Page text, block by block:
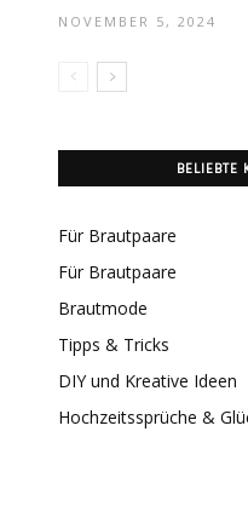
NOVEMBER 5, 2024
BELIEBTE
Für Brautpaare
Für Brautpaare
Brautmode
Tipps & Tricks
DIY und Kreative Ideen
Hochzeitssprüche &